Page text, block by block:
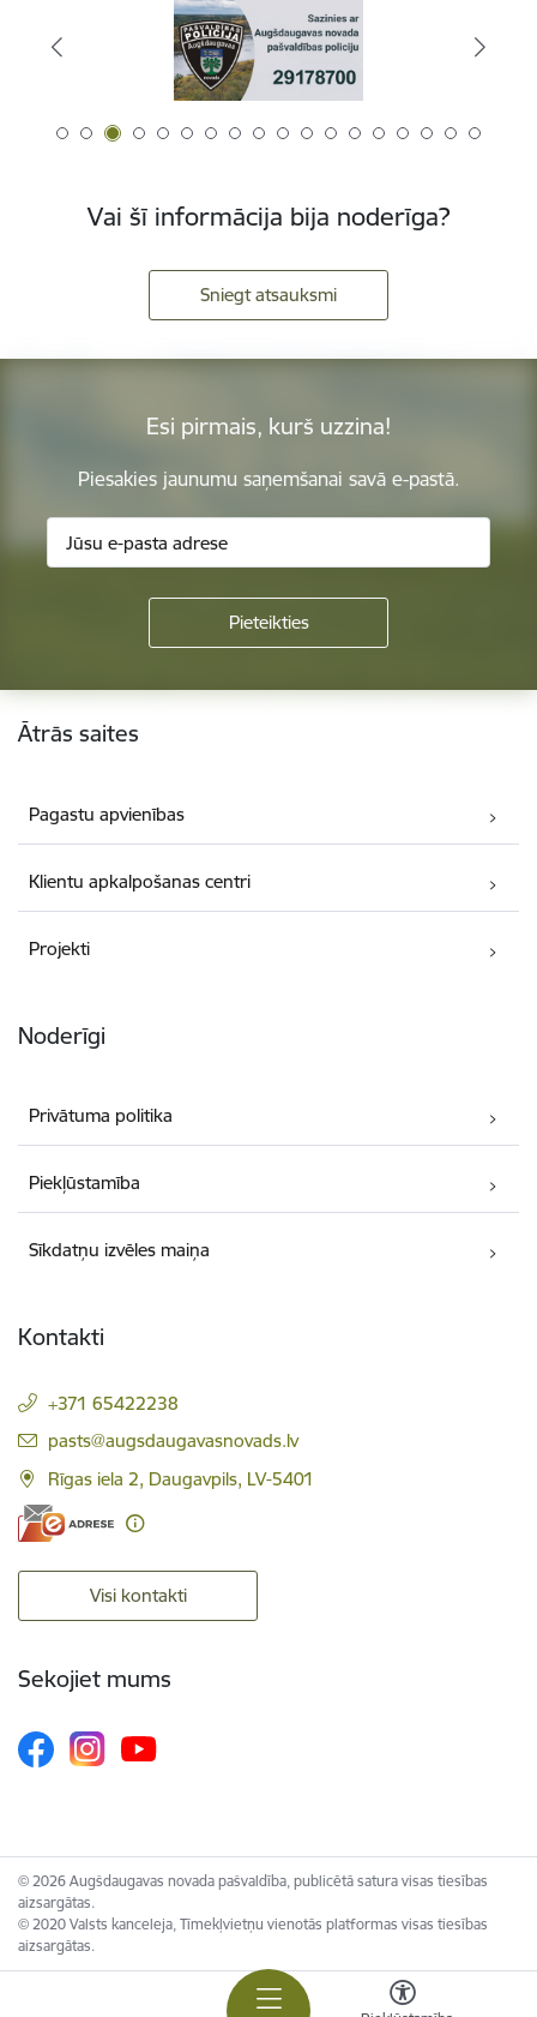
Vai šī informācija bija noderīga?
Sniegt atsauksmi
Esi pirmais, kurš uzzina!
Piesakies jaunumu saņemšanai savā e-pastā.
Kājene
Ātrās saites
Pagastu apvienības
Klientu apkalpošanas centri
Projekti
Noderīgi
Privātuma politika
Piekļūstamība
Sīkdatņu izvēles maiņa
Kontakti
+371 65422238
E-pasts:
pasts@augsdaugavasnovads.lv
Rīgas iela 2, Daugavpils, LV-5401
Visi kontakti
Sekojiet mums
© 2026 Augšdaugavas novada pašvaldība, publicētā satura visas tiesības
aizsargātas.
© 2020 Valsts kanceleja, Tīmekļvietņu vienotās platformas visas tiesības
aizsargātas.